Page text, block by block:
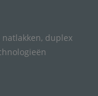
natlakken, duplex